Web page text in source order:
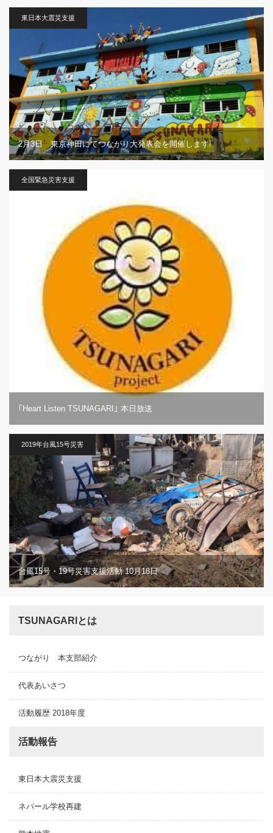
東日本大震災支援
2月3日 東京神田にてつながり大発表会を開催します!
全国緊急災害支援
｢Heart Listen TSUNAGARI｣ 本日放送
2019年台風15号災害
台風15号・19号災害支援活動 10月18日
TSUNAGARIとは
つながり 本支部紹介
代表あいさつ
活動履歴 2018年度
活動報告
東日本大震災支援
ネパール学校再建